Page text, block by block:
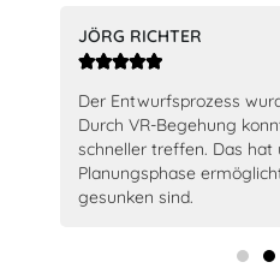
JÖRG RICHTER

Der Entwurfsprozess
Durch VR-Begehung
schneller treffen. Das hat
Planungsphase
gesunken sind.